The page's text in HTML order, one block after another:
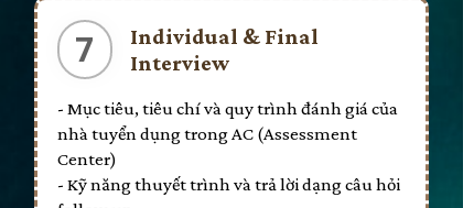
Individual & Final
Interview
- Mục tiêu, tiêu chí và quy trình đánh giá của
nhà tuyển dụng trong AC (Assessment
Center)
- Kỹ năng thuyết trình và trả lời dạng câu hỏi
7